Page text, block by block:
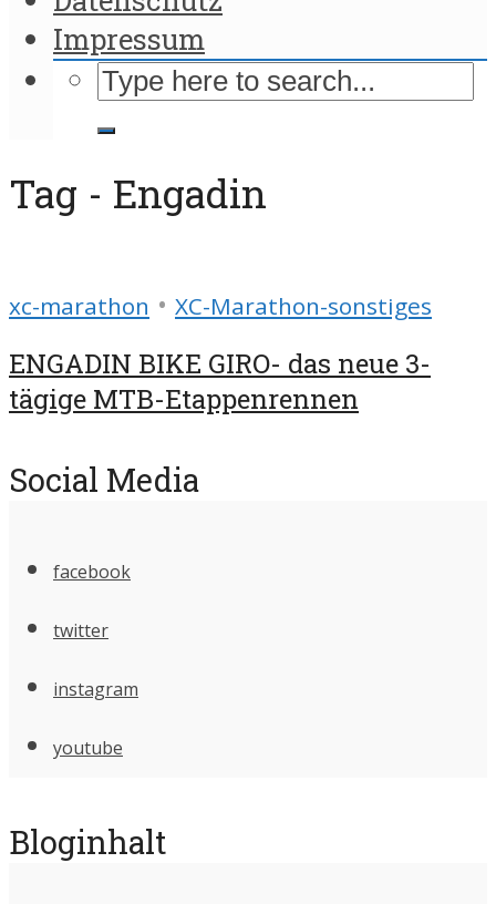
Impressum
Tag - Engadin
xc-marathon • XC-Marathon-sonstiges
ENGADIN BIKE GIRO- das neue 3-
tägige MTB-Etappenrennen
Social Media
facebook
twitter
instagram
youtube
Bloginhalt